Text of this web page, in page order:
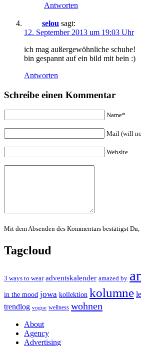
Antworten
selou sagt:
12. September 2013 um 19:03 Uhr
ich mag außergewöhnliche schuhe!
bin gespannt auf ein bild mit bein :)
Antworten
Schreibe einen Kommentar
Name*
Mail (will
Website
Mit dem Absenden des Kommentars bestätigst Du,
Tagcloud
3 ways to wear adventskalender amazed by
in the mood jowa kollektion kolumne
trendlog vogue wellness wohnen
About
Agency
Advertising